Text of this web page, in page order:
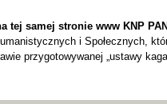
tej samej stronie www KNP
i Społecznych,
przygotowywanej „ustawy